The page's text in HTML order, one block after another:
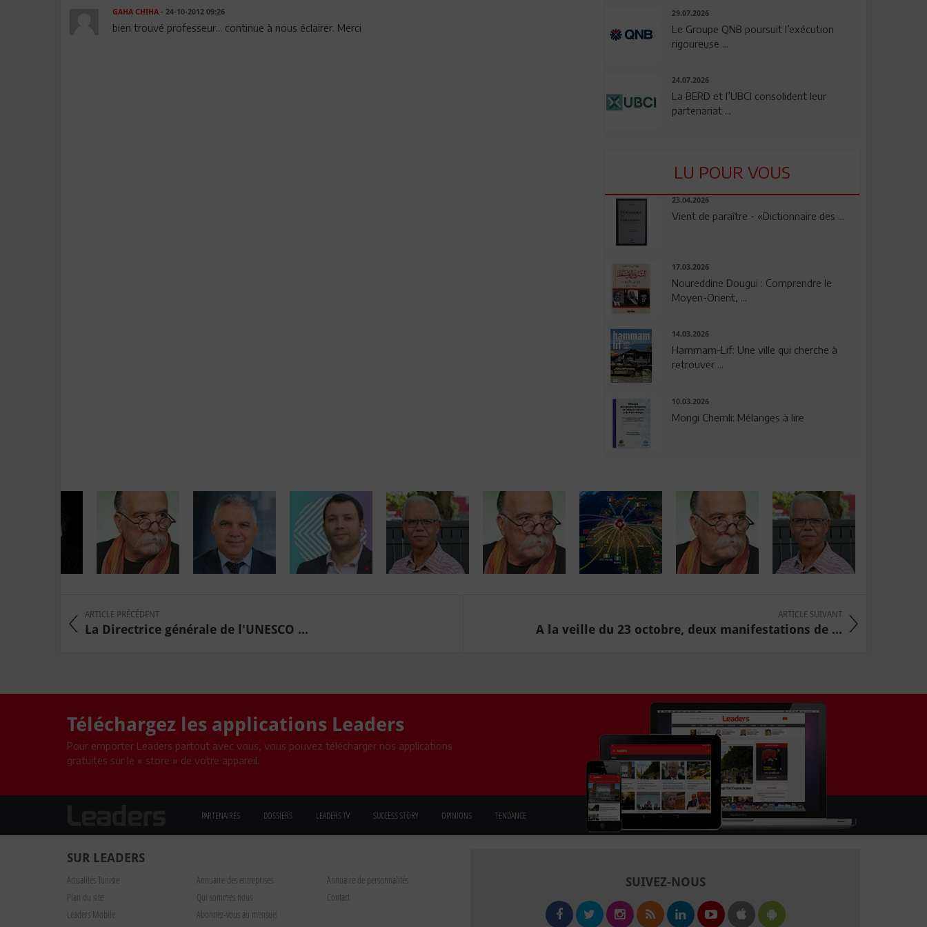
GAHA CHIHA- 24-10-2012 09:26
bien trouvé professeur... continue à nous éclairer. Merci
29.07.2026
Le Groupe QNB poursuit l’exécution
rigoureuse ...
24.07.2026
La BERD et l’UBCI consolident leur
partenariat ...
LU POUR VOUS
23.04.2026
Vient de paraître - «Dictionnaire des ...
17.03.2026
Noureddine Dougui : Comprendre le
Moyen-Orient, ...
14.03.2026
Hammam-Lif: Une ville qui cherche à
retrouver ...
10.03.2026
Mongi Chemli: Mélanges à lire
ARTICLE PRÉCÉDENT
La Directrice générale de l'UNESCO ...
ARTICLE SUIVANT
A la veille du 23 octobre, deux manifestations de ...
Téléchargez les applications Leaders
Pour emporter Leaders partout avec vous, vous pouvez télécharger nos applications
gratuites sur le « store » de votre appareil.
PARTENAIRES DOSSIERS LEADERS TV SUCCESS STORY OPINIONS TENDANCE
SUR LEADERS
Actualités Tunisie Annuaire des entreprises
Annuaire de personnalités
Plan du site
Qui sommes nous
Contact
Leaders Mobile
Abonnez-vous au mensuel
SUIVEZ-NOUS